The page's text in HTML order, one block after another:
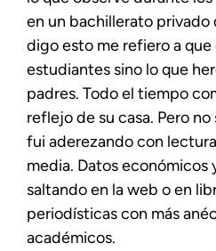
en un bachillerato privado
digo esto me refiero a
estudiantes sino lo que
padres. Todo el tiempo
reflejo de su casa. Pero
fui aderezando con
media. Datos económicos
saltando en la web o en
periodísticas con más
académicos.